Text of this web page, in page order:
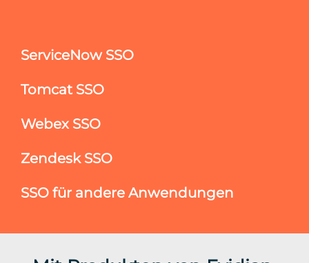
ServiceNow SSO
Tomcat SSO
Webex SSO
Zendesk SSO
SSO für andere Anwendungen